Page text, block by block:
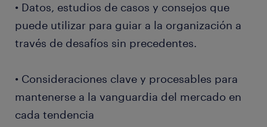
• Datos, estudios de casos y consejos que
puede utilizar para guiar a la organización a
través de desafíos sin precedentes.
• Consideraciones clave y procesables para
mantenerse a la vanguardia del mercado en
cada tendencia